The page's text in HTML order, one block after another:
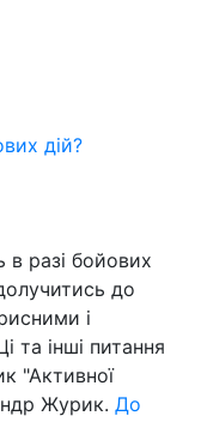
дій?
разі бойових
до
і
та інші питання
"Активної
Журик. До